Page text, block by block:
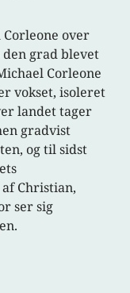
over
grad blevet
Corleone
vokset, isoleret
landet tager
gradvist
og til sidst
Christian,
ser sig